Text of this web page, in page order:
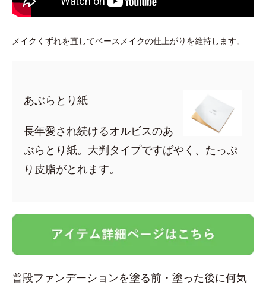
メイクくずれを直してベースメイクの仕上がりを維持します。
あぶらとり紙
長年愛され続けるオルビスのあ
ぶらとり紙。大判タイプですばやく、たっぷ
り皮脂がとれます。
普段ファンデーションを塗る前・塗った後に何気